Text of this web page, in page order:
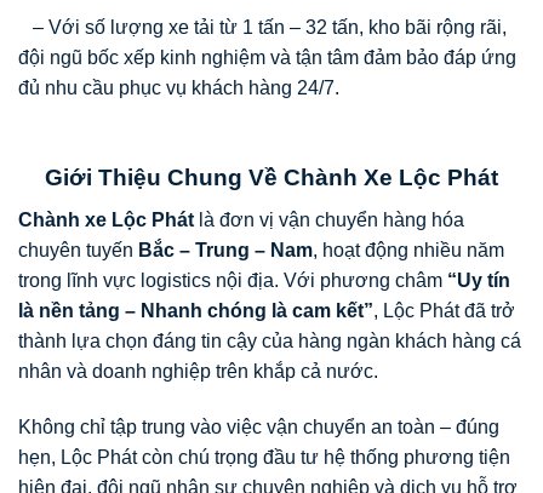
– Với số lượng xe tải từ 1 tấn – 32 tấn, kho bãi rộng rãi,
đội ngũ bốc xếp kinh nghiệm và tận tâm đảm bảo đáp ứng
đủ nhu cầu phục vụ khách hàng 24/7.
Giới Thiệu Chung Về Chành Xe Lộc Phát
Chành xe Lộc Phát là đơn vị vận chuyển hàng hóa
chuyên tuyến Bắc – Trung – Nam, hoạt động nhiều năm
trong lĩnh vực logistics nội địa. Với phương châm “Uy tín
là nền tảng – Nhanh chóng là cam kết”, Lộc Phát đã trở
thành lựa chọn đáng tin cậy của hàng ngàn khách hàng cá
nhân và doanh nghiệp trên khắp cả nước.
Không chỉ tập trung vào việc vận chuyển an toàn – đúng
hẹn, Lộc Phát còn chú trọng đầu tư hệ thống phương tiện
hiện đại, đội ngũ nhân sự chuyên nghiệp và dịch vụ hỗ trợ